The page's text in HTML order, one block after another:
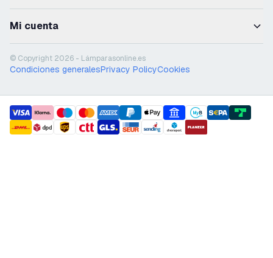
Mi cuenta
© Copyright 2026 - Lámparasonline.es
Condiciones generalesPrivacy PolicyCookies
payment methods
shipment methods